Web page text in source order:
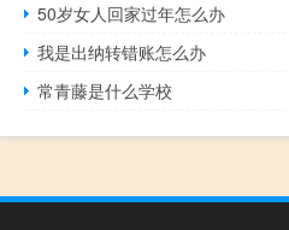
50岁女人回家过年怎么办
我是出纳转错账怎么办
常青藤是什么学校